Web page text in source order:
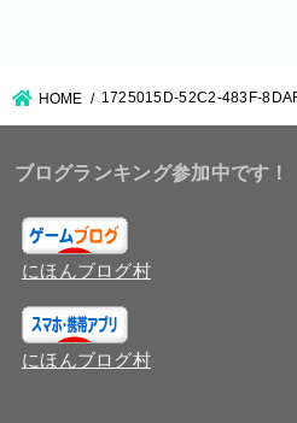
HOME 1725015D-52C2-483F-
ブログランキング参加中です！
にほんブログ村
にほんブログ村